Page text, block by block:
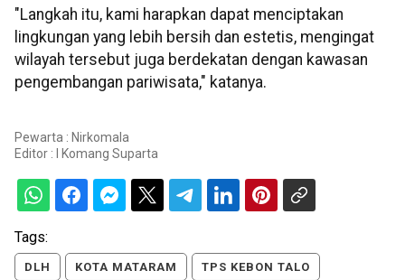
"Langkah itu, kami harapkan dapat menciptakan
lingkungan yang lebih bersih dan estetis, mengingat
wilayah tersebut juga berdekatan dengan kawasan
pengembangan pariwisata," katanya.
Pewarta : Nirkomala
Editor :
I Komang Suparta
Tags:
DLH KOTA MATARAM TPS KEBON TALO